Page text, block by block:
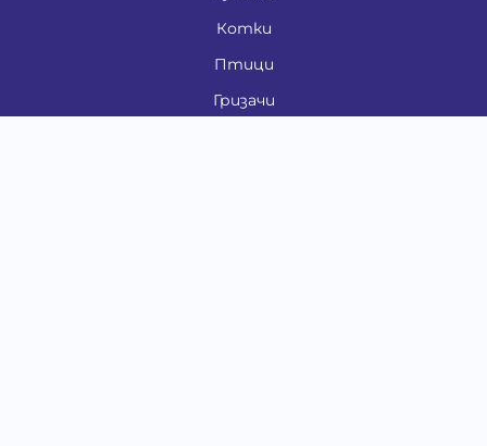
Котки
Птици
Гризачи